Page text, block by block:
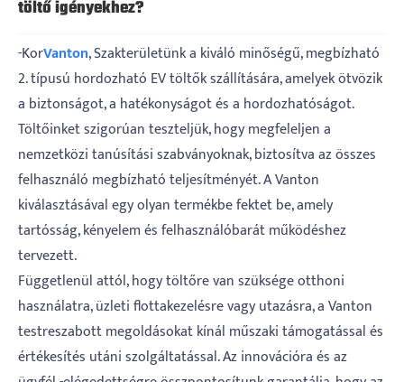
töltő igényekhez?
-KorVanton, Szakterületünk a kiváló minőségű, megbízható
2. típusú hordozható EV töltők szállítására, amelyek ötvözik
a biztonságot, a hatékonyságot és a hordozhatóságot.
Töltőinket szigorúan teszteljük, hogy megfeleljen a
nemzetközi tanúsítási szabványoknak, biztosítva az összes
felhasználó megbízható teljesítményét. A Vanton
kiválasztásával egy olyan termékbe fektet be, amely
tartósság, kényelem és felhasználóbarát működéshez
tervezett.
Függetlenül attól, hogy töltőre van szüksége otthoni
használatra, üzleti flottakezelésre vagy utazásra, a Vanton
testreszabott megoldásokat kínál műszaki támogatással és
értékesítés utáni szolgáltatással. Az innovációra és az